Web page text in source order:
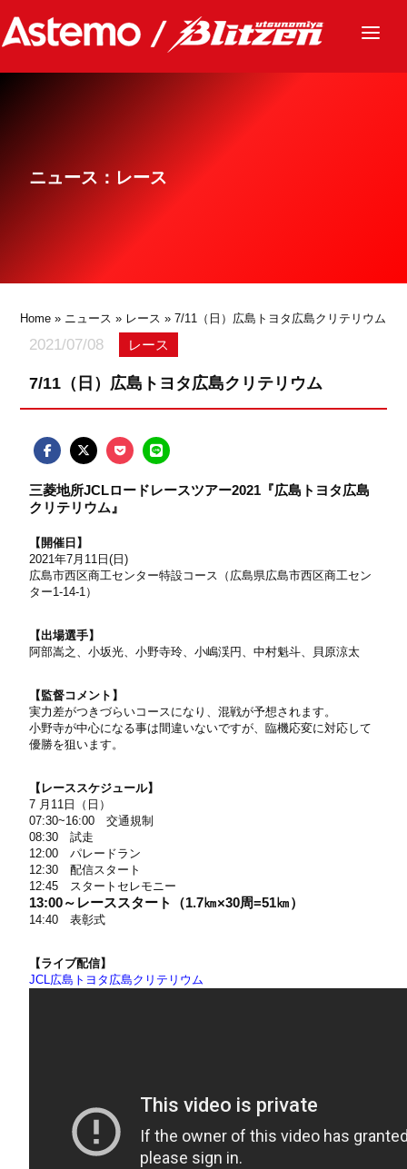
ニュース
グッズ
ニュース：レース
Home » ニュース » レース » 7/11（日）広島トヨタ広島クリテリウム
2021/07/08 レース
7/11（日）広島トヨタ広島クリテリウム
三菱地所JCLロードレースツアー2021『広島トヨタ広島
クリテリウム』
【開催日】
2021年7月11日(日)
広島市西区商工センター特設コース（広島県広島市西区商工セン
ター1-14-1）
【出場選手】
阿部嵩之、小坂光、小野寺玲、小嶋渓円、中村魁斗、貝原涼太
【監督コメント】
実力差がつきづらいコースになり、混戦が予想されます。
小野寺が中心になる事は間違いないですが、臨機応変に対応して
優勝を狙います。
【レーススケジュール】
7 月11日（日）
07:30~16:00 交通規制
08:30 試走
12:00 パレードラン
12:30 配信スタート
12:45 スタートセレモニー
13:00～レーススタート（1.7㎞×30周=51㎞）
14:40 表彰式
【ライブ配信】
JCL広島トヨタ広島クリテリウム